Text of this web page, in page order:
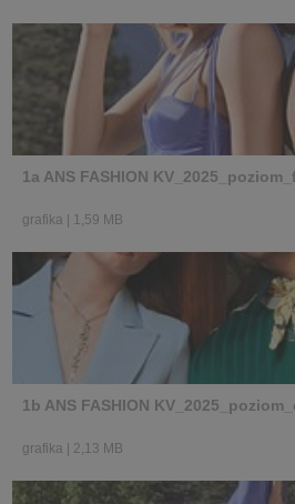
1a ANS FASHION
grafika 1,59 MB
1b ANS FASHION
grafika 2,13 MB